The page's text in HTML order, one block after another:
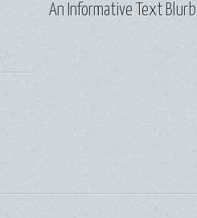
An Informative Text Blurb